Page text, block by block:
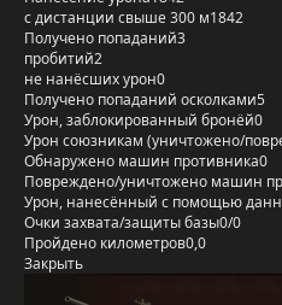
с дистанции свыше 300 м1842
Получено попаданий3
пробитий2
не нанёсших урон0
Получено попаданий осколками5
Урон, заблокированный бронёй0
Урон союзникам (уничтожено/
Обнаружено машин противника0
Повреждено/уничтожено машин
Урон, нанесённый с помощью
Очки захвата/защиты базы0/0
Пройдено километров0,0
Закрыть